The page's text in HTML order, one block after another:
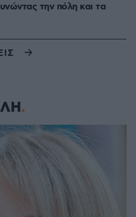
την πόλη και τα